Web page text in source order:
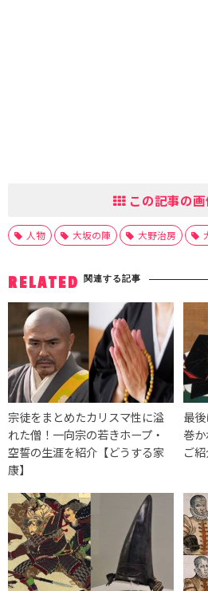
この記事の
人物 大坂の陣 大野治房
RELATED 関連する記事
宗徒をまとめたカリスマ性に溢
れた僧！一向宗の若きホープ・
空誓の生涯を紹介【どうする家
康】
最
巻
ご